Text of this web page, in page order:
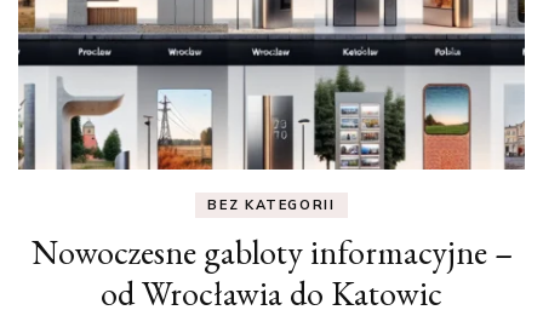
BEZ KATEGORII
Nowoczesne gabloty informacyjne –
od Wrocławia do Katowic